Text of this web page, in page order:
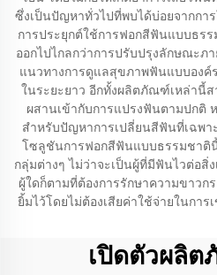
ซึ่งเป็นปัญหาทั่วไปที่พบได้บ่อยจากกา
การประยุกต์ใช้การฟอกสีฟันแบบธร
ออกไปไกลกว่าการปรับปรุงลักษณะภ
แนวทางการดูแลสุขภาพฟันแบบอง
ในระยะยาว อีกทั้งผลิตภัณฑ์เหล่านี้
ผสานเข้ากับการแปรงฟันตามปกติ
สำหรับปัญหาการเปลี่ยนสีฟันที่เฉพา
โซลูชันการฟอกสีฟันแบบธรรมชาติ
กลุ่มต่างๆ ไม่ว่าจะเป็นผู้ที่มีฟันไวต่อสิ่
ผู้ใดก็ตามที่ต้องการรักษาความขาวก
ยิ้มไว้โดยไม่ต้องเสียค่าใช้จ่ายในกา
เปิดตัวผลิ